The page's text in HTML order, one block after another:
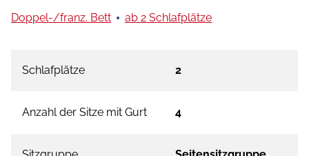
Doppel-/franz. Bett ab 2 Schlafplätze
Schlafplätze 2
Anzahl der Sitze mit Gurt 4